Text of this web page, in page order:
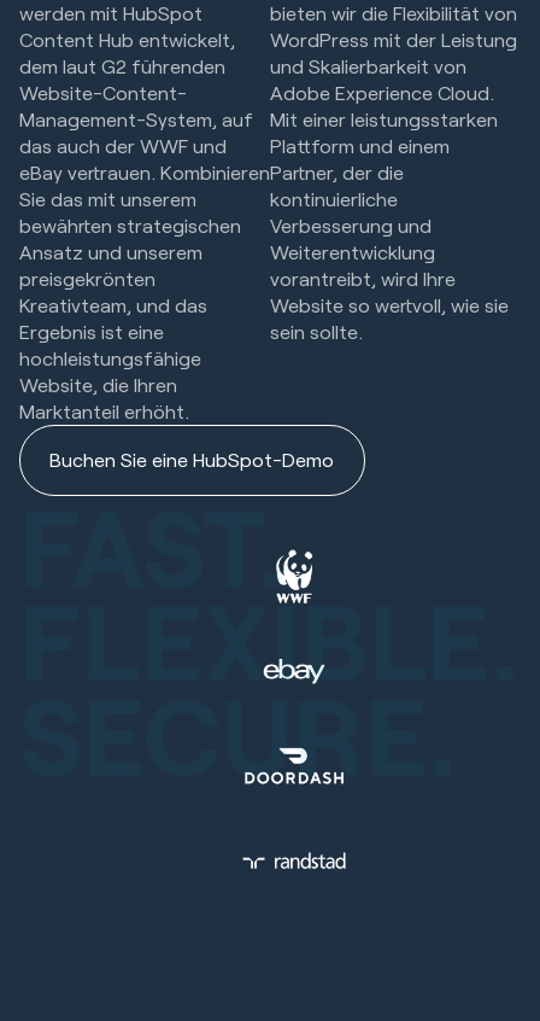
werden mit HubSpot
Content Hub entwickelt,
dem laut G2 führenden
Website-Content-
Management-System, auf
das auch der WWF und
eBay vertrauen. Kombinieren
Sie das mit unserem
bewährten strategischen
Ansatz und unserem
preisgekrönten
Kreativteam, und das
Ergebnis ist eine
hochleistungsfähige
Website, die Ihren
Marktanteil erhöht.
bieten wir die Flexibilität von
WordPress mit der Leistung
und Skalierbarkeit von
Adobe Experience Cloud.
Mit einer leistungsstarken
Plattform und einem
Partner, der die
kontinuierliche
Verbesserung und
Weiterentwicklung
vorantreibt, wird Ihre
Website so wertvoll, wie sie
sein sollte.
Buchen Sie eine HubSpot-Demo